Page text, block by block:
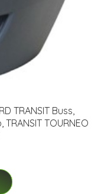
TRANSIT Buss,
TOURNEO